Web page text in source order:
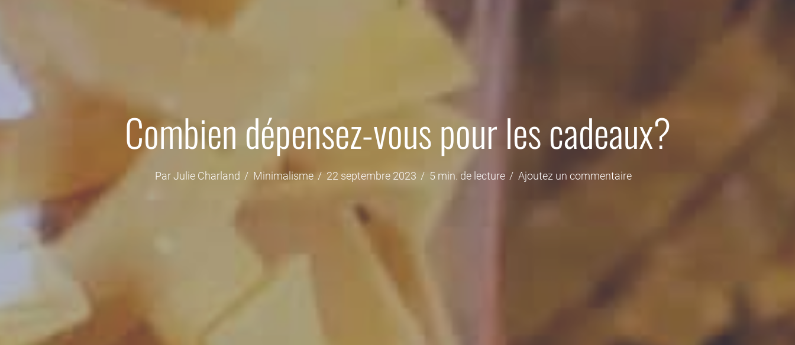
Combien dépensez-vous pour les cadeaux?
ParJulie Charland Minimalisme 22 septembre 2023 5 min. de lecture Ajoutez un commentaire